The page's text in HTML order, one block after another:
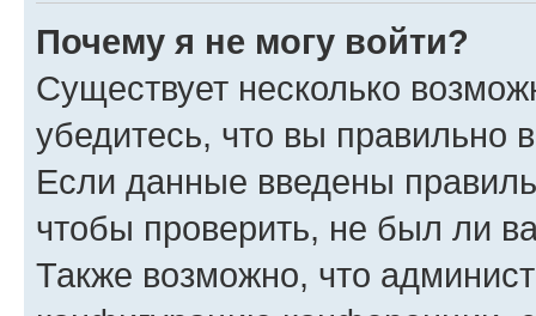
Почему я не могу войти?
Существует несколько
убедитесь, что вы правильно
Если данные введены
чтобы проверить, не был ли
Также возможно, что